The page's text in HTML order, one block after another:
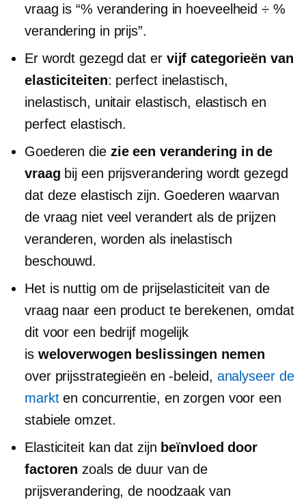
vraag is “% verandering in hoeveelheid ÷ %
verandering in prijs”.
Er wordt gezegd dat er vijf categorieën van
elasticiteiten: perfect inelastisch,
inelastisch, unitair elastisch, elastisch en
perfect elastisch.
Goederen die zie een verandering in de
vraag bij een prijsverandering wordt gezegd
dat deze elastisch zijn. Goederen waarvan
de vraag niet veel verandert als de prijzen
veranderen, worden als inelastisch
beschouwd.
Het is nuttig om de prijselasticiteit van de
vraag naar een product te berekenen, omdat
dit voor een bedrijf mogelijk
is weloverwogen beslissingen nemen
over prijsstrategieën en -beleid, analyseer de
markten concurrentie, en zorgen voor een
stabiele omzet.
Elasticiteit kan dat zijn beïnvloed door
factoren zoals de duur van de
prijsverandering, de noodzaak van